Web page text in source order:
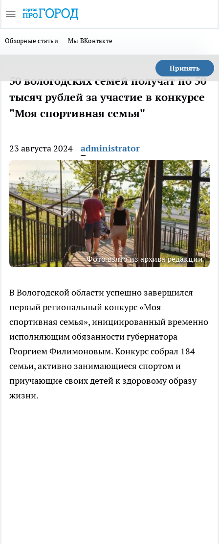
Обзорные статьи Мы ВКонтакте
Принять
50 вологодских семей получат по 50
тысяч рублей за участие в конкурсе
"Моя спортивная семья"
23 августа 2024 administrator
Фото взято из архива редакции
В Вологодской области успешно завершился
первый региональный конкурс «Моя
спортивная семья», инициированный временно
исполняющим обязанности губернатора
Георгием Филимоновым. Конкурс собрал 184
семьи, активно занимающиеся спортом и
приучающие своих детей к здоровому образу
жизни.